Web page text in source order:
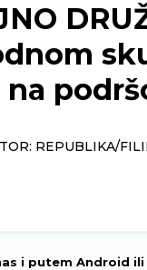
na
REPUBLIKA/
i putem Android ili